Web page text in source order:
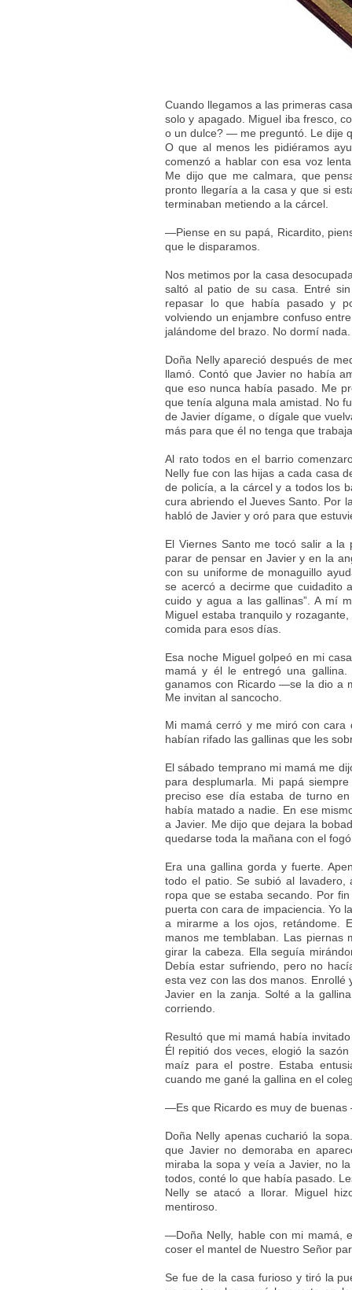
Cuando llegamos a las primeras
solo y apagado. Miguel iba fresco,
o un dulce? — me preguntó. Le dije
O que al menos les pidiéramos
comenzó a hablar con esa voz
Me dijo que me calmara, que
pronto llegaría a la casa y que si
terminaban metiendo a la cárcel.
—Piense en su papá, Ricardito,
que le disparamos.
Nos metimos por la casa
saltó al patio de su casa. Entré
repasar lo que había pasado y
volviendo un enjambre confuso
jalándome del brazo. No dormí nada.
Doña Nelly apareció después de
llamó. Contó que Javier no había
que eso nunca había pasado. Me
que tenía alguna mala amistad. No
de Javier dígame, o dígale que
más para que él no tenga que
Al rato todos en el barrio
Nelly fue con las hijas a cada casa
de policía, a la cárcel y a todos los
cura abriendo el Jueves Santo. Por
habló de Javier y oró para que
El Viernes Santo me tocó salir a
parar de pensar en Javier y en la
con su uniforme de monaguillo
se acercó a decirme que cuidadito
cuido y agua a las gallinas”. A mí
Miguel estaba tranquilo y
comida para esos días.
Esa noche Miguel golpeó en mi
mamá y él le entregó una
ganamos con Ricardo —se la dio a
Me invitan al sancocho.
Mi mamá cerró y me miró con cara
habían rifado las gallinas que les
El sábado temprano mi mamá me
para desplumarla. Mi papá
preciso ese día estaba de turno
había matado a nadie. En ese
a Javier. Me dijo que dejara la
quedarse toda la mañana con el
Era una gallina gorda y fuerte.
todo el patio. Se subió al
ropa que se estaba secando. Por
puerta con cara de impaciencia. Yo
a mirarme a los ojos, retándome.
manos me temblaban. Las piernas
girar la cabeza. Ella seguía
Debía estar sufriendo, pero no
esta vez con las dos manos.
Javier en la zanja. Solté a la
corriendo.
Resultó que mi mamá había
Él repitió dos veces, elogió la
maíz para el postre. Estaba
cuando me gané la gallina en el
—Es que Ricardo es muy de
Doña Nelly apenas cucharió la
que Javier no demoraba en
miraba la sopa y veía a Javier, no
todos, conté lo que había pasado.
Nelly se atacó a llorar. Miguel
mentiroso.
—Doña Nelly, hable con mi mamá,
coser el mantel de Nuestro Señor
Se fue de la casa furioso y tiró la